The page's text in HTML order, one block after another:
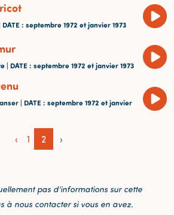
DATE : septembre 1972 et janvier 1973
| DATE : septembre 1972 et janvier 1973
| DATE : septembre 1972 et janvier
‹ 1 2 ›
pas d'informations sur cette
à nous contacter si vous en avez.